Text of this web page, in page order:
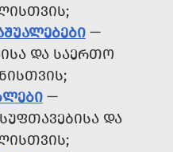
—
ᲓᲐ ᲡᲐᲔᲠᲗᲝ
—
ᲓᲐ